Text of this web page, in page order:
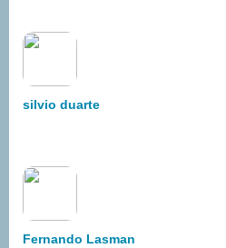
silvio duarte
Fernando Lasman